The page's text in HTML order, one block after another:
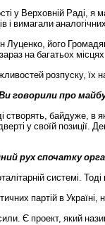
у Верховній Раді, я
і вимагали
Луценко, його
зараз на багатьох місцях
розпуску, їх
говорили про
створять, байдуже, в
у своїй позиції.
рух спочатку
системі. Тоді
партій в Україні,
. Є проект, який